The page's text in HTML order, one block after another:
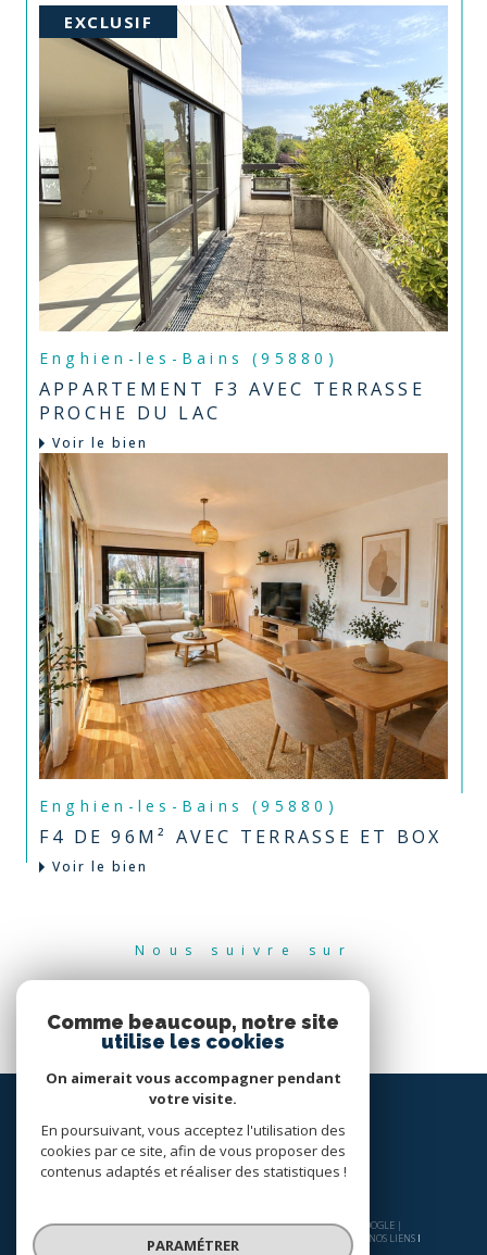
EXCLUSIF
Enghien-les-Bains (95880)
APPARTEMENT F3 AVEC TERRASSE
PROCHE DU LAC
Voir le bien
Enghien-les-Bains (95880)
F4 DE 96M² AVEC TERRASSE ET BOX
Voir le bien
Nous suivre sur
© 2026 | TOUS DROITS RÉSERVÉS | TRADUCTION POWERED BY GOOGLE |
NOS HONORAIRES
PLAN DU SITE MENTIONS LÉGALES ADMIN
NOS LIENS
POLITIQUE RGPD
Comme beaucoup, notre site
utilise les cookies
On aimerait vous accompagner pendant
votre visite.
En poursuivant, vous acceptez l'utilisation des
cookies par ce site, afin de vous proposer des
contenus adaptés et réaliser des statistiques !
PARAMÉTRER